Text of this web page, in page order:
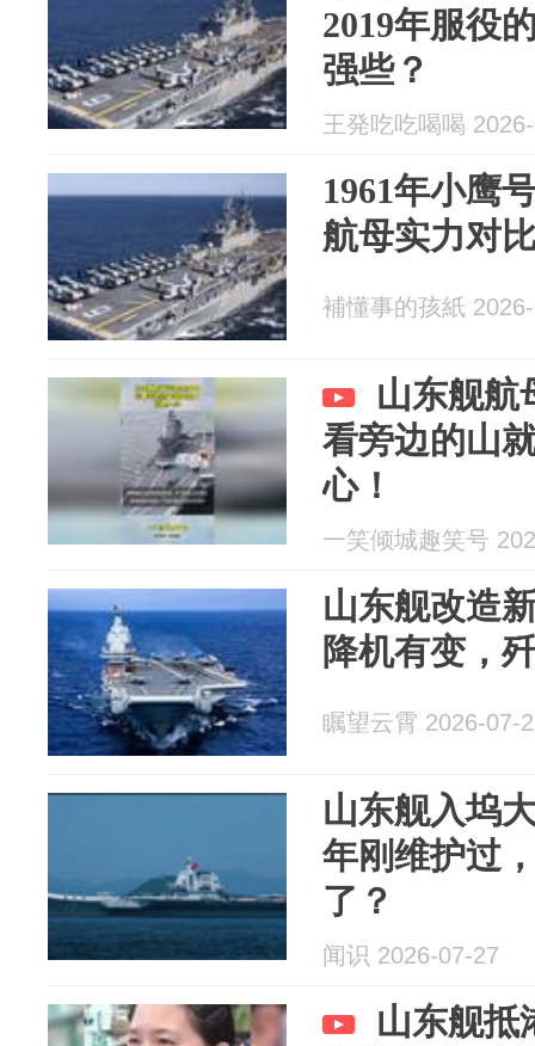
2019年服役
强些？
王発吃吃喝喝
1961年小鹰
航母实力对
補懂事的孩紙
山东舰航
看旁边的山
心！
一笑倾城趣笑号
山东舰改造
降机有变，
瞩望云霄 2026-07-
山东舰入坞
年刚维护过
了？
闻识 2026-07-27
山东舰抵